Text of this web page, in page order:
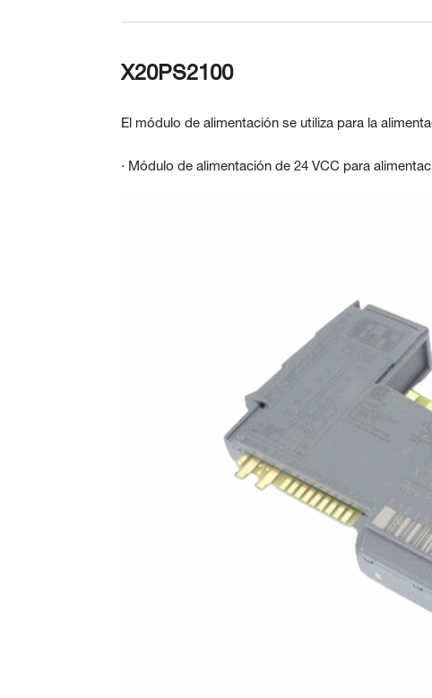
X20PS2100
El módulo de alimentación se utiliza para la
· Módulo de alimentación de 24 VCC para